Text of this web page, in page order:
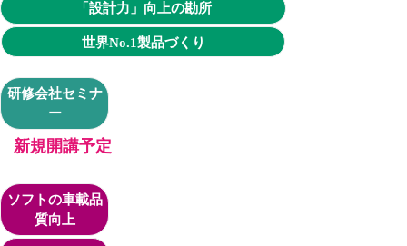
「設計力」向上の勘所
世界No.1製品づくり
研修会社セミナ
ー
新規開講予定
ソフトの車載品
質向上